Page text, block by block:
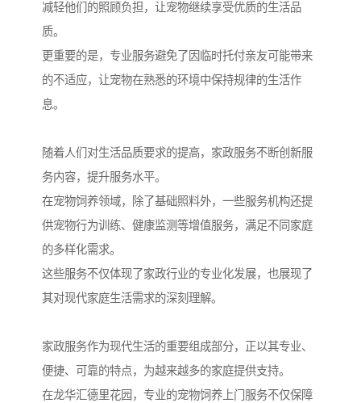
减轻他们的照顾负担，让宠物继续享受优质的生活品
质。
更重要的是，专业服务避免了因临时托付亲友可能带来
的不适应，让宠物在熟悉的环境中保持规律的生活作
息。
随着人们对生活品质要求的提高，家政服务不断创新服
务内容，提升服务水平。
在宠物饲养领域，除了基础照料外，一些服务机构还提
供宠物行为训练、健康监测等增值服务，满足不同家庭
的多样化需求。
这些服务不仅体现了家政行业的专业化发展，也展现了
其对现代家庭生活需求的深刻理解。
家政服务作为现代生活的重要组成部分，正以其专业、
便捷、可靠的特点，为越来越多的家庭提供支持。
在龙华汇德里花园，专业的宠物饲养上门服务不仅保障